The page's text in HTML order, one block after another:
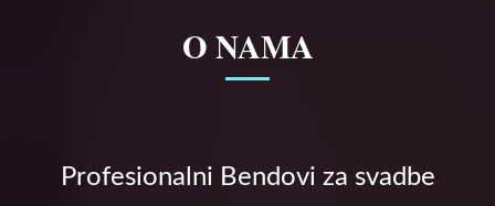
O NAMA
Profesionalni Bendovi za svadbe